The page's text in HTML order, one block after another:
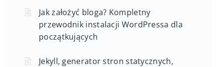
Jak założyć bloga? Kompletny
przewodnik instalacji WordPressa dla
początkujących
Jekyll, generator stron statycznych,